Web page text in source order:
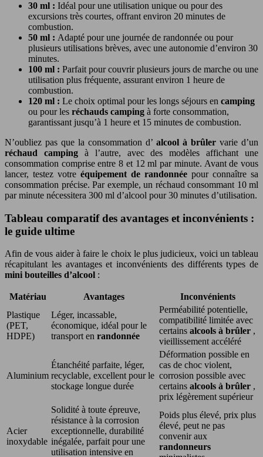
30 ml : Idéal pour une utilisation unique ou pour des
excursions très courtes, offrant environ 20 minutes de
combustion.
50 ml : Adapté pour une journée de randonnée ou pour
plusieurs utilisations brèves, avec une autonomie d’environ 30
minutes.
100 ml : Parfait pour couvrir plusieurs jours de marche ou une
utilisation plus fréquente, assurant environ 1 heure de
combustion.
120 ml : Le choix optimal pour les longs séjours en camping
ou pour les réchauds camping à forte consommation,
garantissant jusqu’à 1 heure et 15 minutes de combustion.
N’oubliez pas que la consommation d’ alcool à brûler varie d’un
réchaud camping à l’autre, avec des modèles affichant une
consommation comprise entre 8 et 12 ml par minute. Avant de vous
lancer, testez votre équipement de randonnée pour connaître sa
consommation précise. Par exemple, un réchaud consommant 10 ml
par minute nécessitera 300 ml d’alcool pour 30 minutes d’utilisation.
Tableau comparatif des avantages et inconvénients :
le guide ultime
Afin de vous aider à faire le choix le plus judicieux, voici un tableau
récapitulant les avantages et inconvénients des différents types de
mini bouteilles d’alcool :
Matériau Avantages
Inconvénients
Plastique
(PET,
HDPE)
Léger, incassable,
économique, idéal pour le
transport en randonnée
Perméabilité potentielle,
compatibilité limitée avec
certains alcools à brûler ,
vieillissement accéléré
Aluminium
Étanchéité parfaite, léger,
recyclable, excellent pour le
stockage longue durée
Déformation possible en
cas de choc violent,
corrosion possible avec
certains alcools à brûler ,
prix légèrement supérieur
Acier
inoxydable
Solidité à toute épreuve,
résistance à la corrosion
exceptionnelle, durabilité
inégalée, parfait pour une
utilisation intensive en
Poids plus élevé, prix plus
élevé, peut ne pas
convenir aux
randonneurs